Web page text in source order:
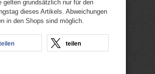
gelten grundsätzlich nur für den
dieses Artikels. Abweichungen
in den Shops sind möglich.
teilen